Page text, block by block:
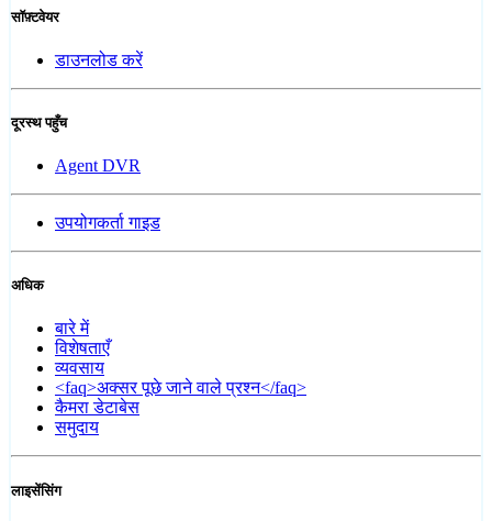
सॉफ़्टवेयर
डाउनलोड करें
दूरस्थ पहुँच
Agent DVR
उपयोगकर्ता गाइड
अधिक
बारे में
विशेषताएँ
व्यवसाय
<faq>अक्सर पूछे जाने वाले प्रश्न</faq>
कैमरा डेटाबेस
समुदाय
लाइसेंसिंग